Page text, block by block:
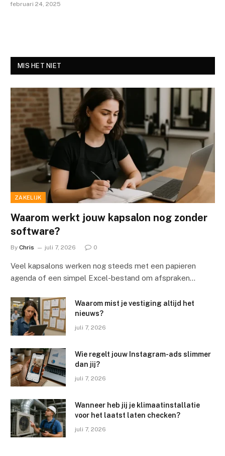
februari 24, 2025
MIS HET NIET
ZAKELIJK
Waarom werkt jouw kapsalon nog zonder
software?
By Chris juli 7, 2026 0
Veel kapsalons werken nog steeds met een papieren
agenda of een simpel Excel-bestand om afspraken…
Waarom mist je vestiging altijd het
nieuws?
juli 7, 2026
Wie regelt jouw Instagram-ads slimmer
dan jij?
juli 7, 2026
Wanneer heb jij je klimaatinstallatie
voor het laatst laten checken?
juli 7, 2026